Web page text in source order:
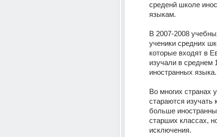
среденй школе
языкам.
В 2007-2008
ученики средних
которые входят в
изучали в среднем
иностранных языка.
Во многих странах
стараются изучать
больше
старших классах,
исключения.